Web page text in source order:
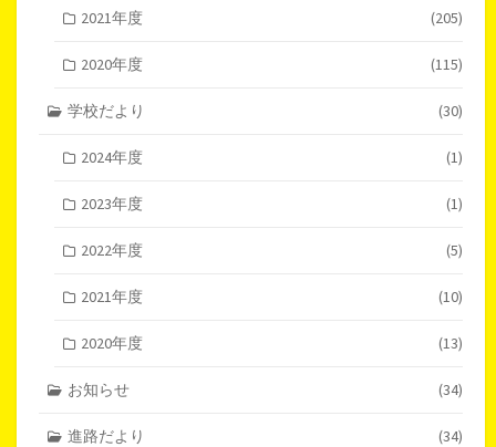
2021年度 (205)
2020年度 (115)
学校だより (30)
2024年度 (1)
2023年度 (1)
2022年度 (5)
2021年度 (10)
2020年度 (13)
お知らせ (34)
進路だより (34)